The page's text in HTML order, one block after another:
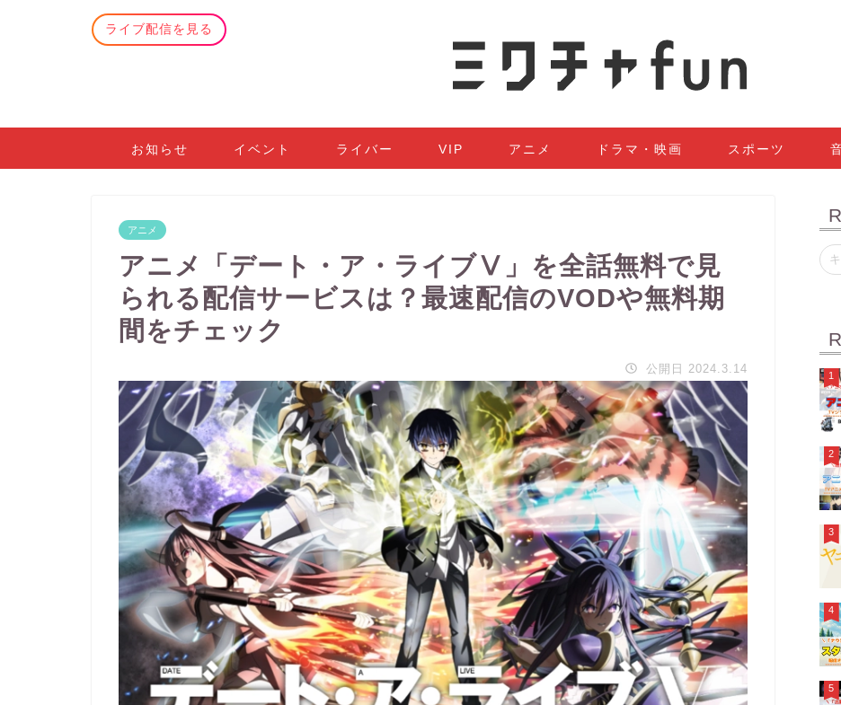
ライブ配信を見る
お知らせ イベント ライバー VIP アニメ ドラマ・映画 スポーツ
アニメ
アニメ「デート・ア・ライブⅤ」を全話無料で見
られる配信サービスは？最速配信のVODや無料期
間をチェック
公開日 2024.3.14